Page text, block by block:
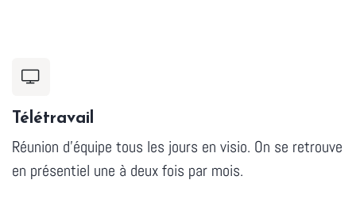
Télétravail
Réunion d'équipe tous les jours en visio. On se retrouve
en présentiel une à deux fois par mois.